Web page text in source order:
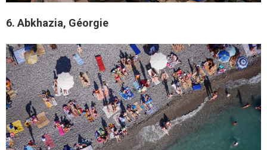
6. Abkhazia, Géorgie